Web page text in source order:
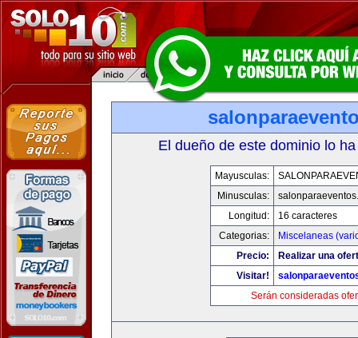
El dueño de este dominio lo
Mayusculas:
Minusculas:
Longitud:
16 caracteres
Categorias:
Miscelaneas
Precio:
Realizar una
Visitar!
Serán consideradas